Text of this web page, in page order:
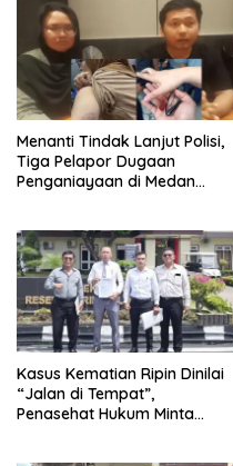
Menanti Tindak Lanjut Polisi,
Tiga Pelapor Dugaan
Penganiayaan di Medan
Kasus Kematian Ripin Dinilai
“Jalan di Tempat”,
Penasehat Hukum Minta